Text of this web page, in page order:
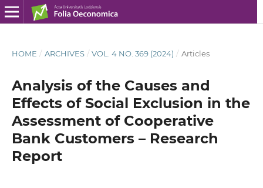
HOME / ARCHIVES / VOL. 4 NO. 369 (2024) / Articles
Analysis of the Causes and
Effects of Social Exclusion in the
Assessment of Cooperative
Bank Customers – Research
Report